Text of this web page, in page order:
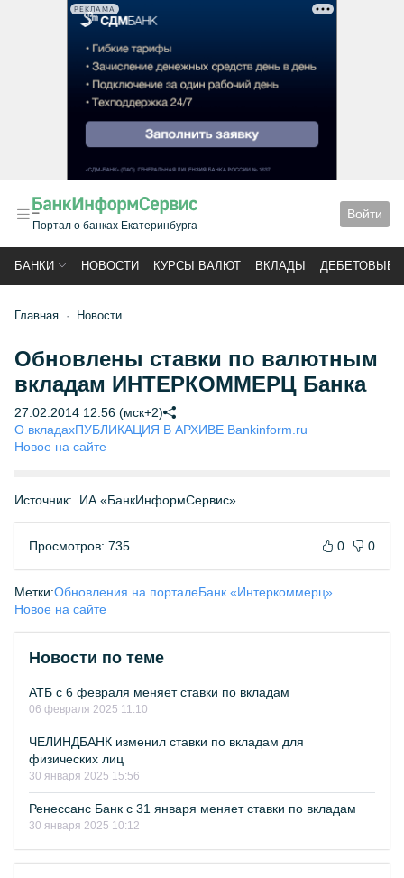
РЕКЛАМА
Портал о банках Екатеринбурга
Войти
БАНКИ НОВОСТИ КУРСЫ ВАЛЮТ ВКЛАДЫ ДЕБЕТОВЫЕ
Главная Новости
Обновлены ставки по валютным
вкладам ИНТЕРКОММЕРЦ Банка
27.02.2014 12:56 (мск+2)
О вкладахПУБЛИКАЦИЯ В АРХИВЕ Bankinform.ru
Новое на сайте
Источник: ИА «БанкИнформСервис»
Просмотров: 735 0 0
Метки:Обновления на порталеБанк «Интеркоммерц»
Новое на сайте
Новости по теме
АТБ с 6 февраля меняет ставки по вкладам
06 февраля 2025 11:10
ЧЕЛИНДБАНК изменил ставки по вкладам для
физических лиц
30 января 2025 15:56
Ренессанс Банк с 31 января меняет ставки по вкладам
30 января 2025 10:12